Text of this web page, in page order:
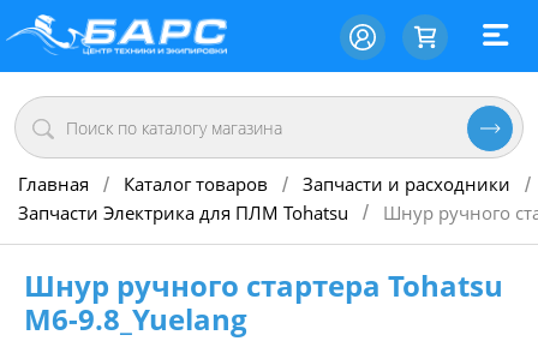
Главная / Каталог товаров / Запчасти и расходники
/
Запчасти Электрика для ПЛМ Tohatsu
/ Шнур ручного
Шнур ручного стартера Tohatsu
M6-9.8_Yuelang